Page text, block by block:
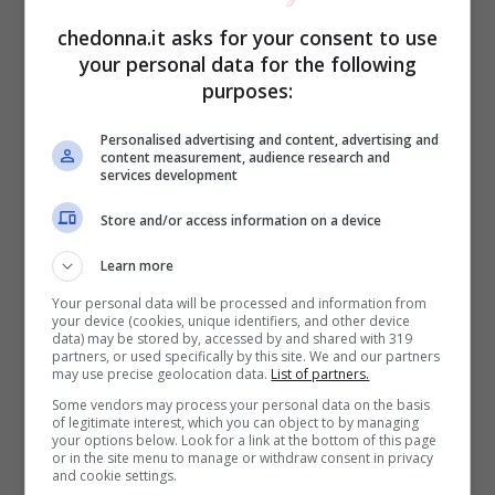
Addio al matrimonio atteso in Tradimento-Credit Mediaset
infinity-Chedonna.it
Ecco quindi che Yesim inizia a pensare
come può vendicarsi. Arriva
immediatamente l’idea! Vede Tarik che
uccide uno dei suoi scagnozzi e gira un
chedonna.it asks for your consent to use
your personal data for the following
purposes:
Personalised advertising and content, advertising and
content measurement, audience research and
services development
Store and/or access information on a device
Learn more
Your personal data will be processed and information from
your device (cookies, unique identifiers, and other device
data) may be stored by, accessed by and shared with 319
partners, or used specifically by this site. We and our partners
may use precise geolocation data. List of partners.
Some vendors may process your personal data on the basis
of legitimate interest, which you can object to by managing
your options below. Look for a link at the bottom of this page
or in the site menu to manage or withdraw consent in privacy
and cookie settings.